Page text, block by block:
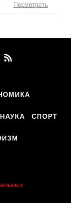
Посмотреть
НАУКА СПОРТ